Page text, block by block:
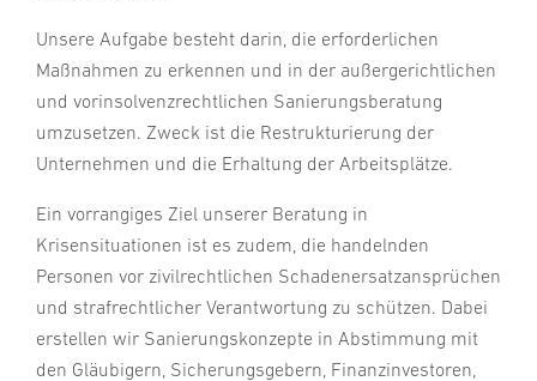
Unsere Aufgabe besteht darin, die erforderlichen
Maßnahmen zu erkennen und in der außergerichtlichen
und vorinsolvenzrechtlichen Sanierungsberatung
umzusetzen. Zweck ist die Restrukturierung der
Unternehmen und die Erhaltung der Arbeitsplätze.
Ein vorrangiges Ziel unserer Beratung in
Krisensituationen ist es zudem, die handelnden
Personen vor zivilrechtlichen Schadenersatzansprüchen
und strafrechtlicher Verantwortung zu schützen. Dabei
erstellen wir Sanierungskonzepte in Abstimmung mit
den Gläubigern, Sicherungsgebern, Finanzinvestoren,